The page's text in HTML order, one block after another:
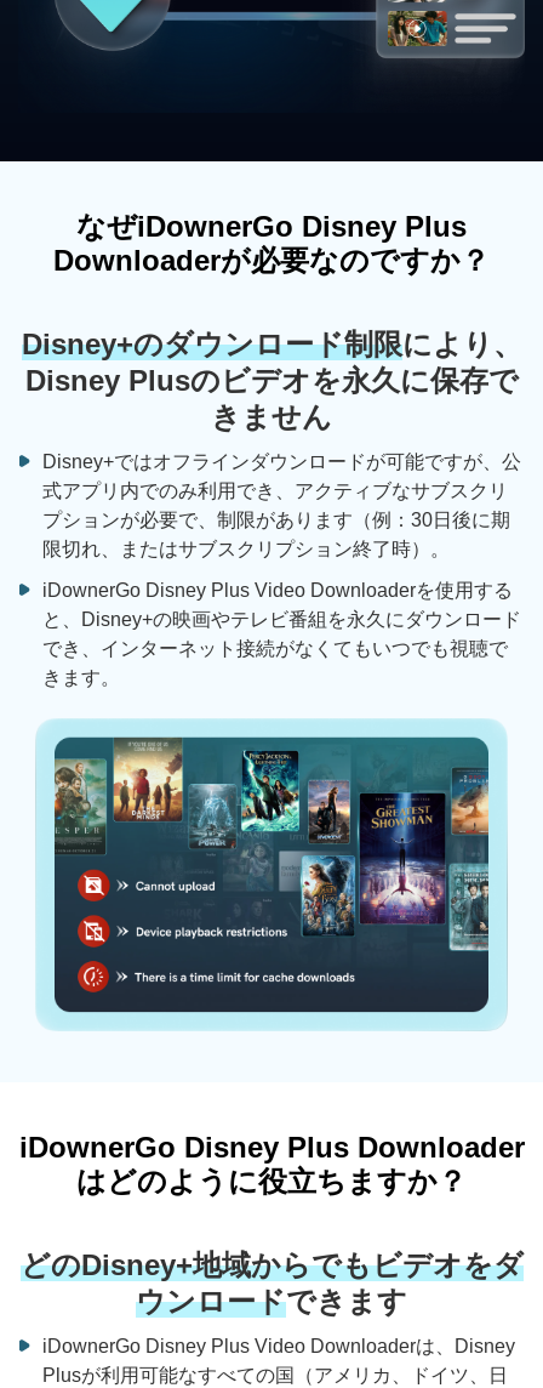
なぜiDownerGo Disney Plus
Downloaderが必要なのですか？
Disney+のダウンロード制限により、
Disney Plusのビデオを永久に保存で
きません
Disney+ではオフラインダウンロードが可能ですが、公
式アプリ内でのみ利用でき、アクティブなサブスクリ
プションが必要で、制限があります（例：30日後に期
限切れ、またはサブスクリプション終了時）。
iDownerGo Disney Plus Video Downloaderを使用する
と、Disney+の映画やテレビ番組を永久にダウンロード
でき、インターネット接続がなくてもいつでも視聴で
きます。
iDownerGo Disney Plus Downloader
はどのように役立ちますか？
どのDisney+地域からでもビデオをダ
ウンロードできます
iDownerGo Disney Plus Video Downloaderは、Disney
Plusが利用可能なすべての国（アメリカ、ドイツ、日